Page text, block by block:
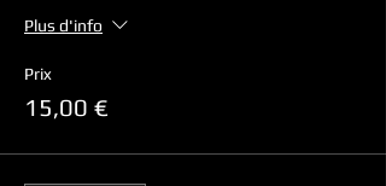
Plus d'info
Prix
15,00 €